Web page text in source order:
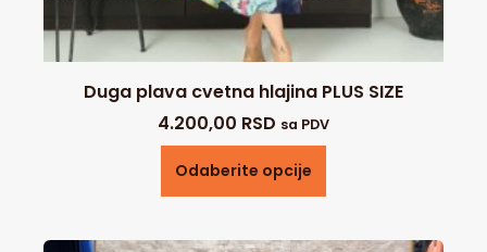
Duga plava cvetna hlajina PLUS SIZE
4.200,00 RSD sa PDV
Odaberite opcije